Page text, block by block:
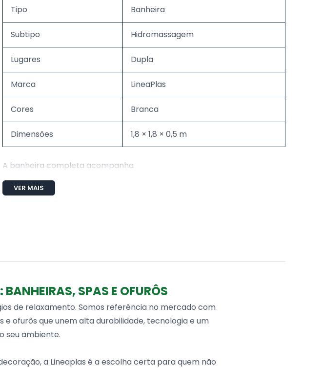
Tipo Banheira
Subtipo Hidromassagem
Lugares Dupla
Marca LineaPlas
Cores Branca
Dimensões 1,8 × 1,8 × 0,5 m
A banheira completa acompanha
5 Jatos direcionáveis e reguláveis
1 Entrada de água
1 MotoBomba de 1/2 cv auto-drenante
4,5 a 5mm)
VER MAIS
SPAS E OFURÔS
de relaxamento. Somos referência no mercado com
ofurôs que unem alta durabilidade, tecnologia e um
seu ambiente.
a Lineaplas é a escolha certa para quem não